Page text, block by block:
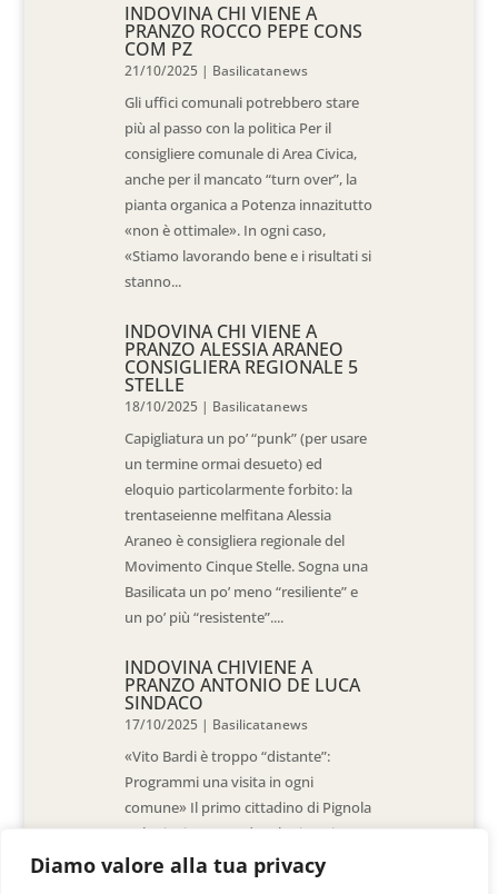
Diamo valore alla tua privacy
INDOVINA CHI VIENE A
PRANZO ROCCO PEPE CONS
COM PZ
21/10/2025 | Basilicatanews
Gli uffici comunali potrebbero stare
più al passo con la politica Per il
consigliere comunale di Area Civica,
anche per il mancato “turn over”, la
pianta organica a Potenza innazitutto
«non è ottimale». In ogni caso,
«Stiamo lavorando bene e i risultati si
stanno...
INDOVINA CHI VIENE A
PRANZO ALESSIA ARANEO
CONSIGLIERA REGIONALE 5
STELLE
18/10/2025 | Basilicatanews
Capigliatura un po’ “punk” (per usare
un termine ormai desueto) ed
eloquio particolarmente forbito: la
trentaseienne melfitana Alessia
Araneo è consigliera regionale del
Movimento Cinque Stelle. Sogna una
Basilicata un po’ meno “resiliente” e
un po’ più “resistente”....
INDOVINA CHIVIENE A
PRANZO ANTONIO DE LUCA
SINDACO
17/10/2025 | Basilicatanews
«Vito Bardi è troppo “distante”:
Programmi una visita in ogni
comune» Il primo cittadino di Pignola
«L’ho invitato a vedere la situazione
al Pantano, ma non è venuto. La
sensazione è che -come sindaci-